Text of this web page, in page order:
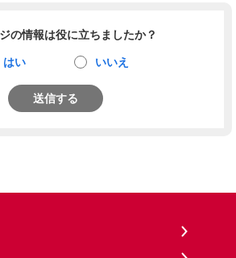
の情報は役に立ちましたか？
はい いいえ
送信する